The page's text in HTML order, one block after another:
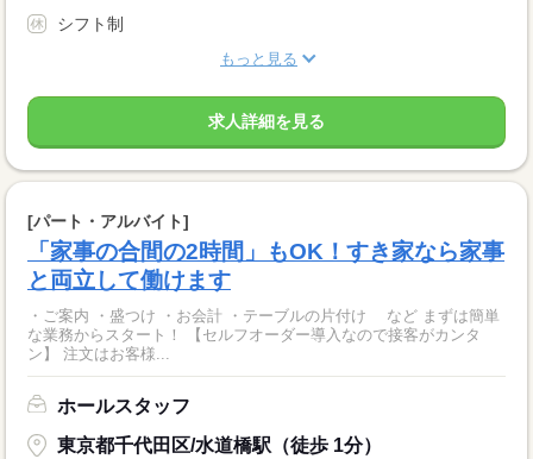
シフト制
もっと見る
求人詳細を見る
[パート・アルバイト]
「家事の合間の2時間」もOK！すき家なら家事
と両立して働けます
・ご案内 ・盛つけ ・お会計 ・テーブルの片付け など まずは簡単
な業務からスタート！ 【セルフオーダー導入なので接客がカンタ
ン】 注文はお客様...
ホールスタッフ
東京都千代田区/水道橋駅（徒歩 1分）